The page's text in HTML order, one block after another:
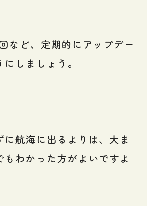
など、定期的にアップデー
しましょう。
に航海に出るよりは、大ま
もわかった方がよいですよ